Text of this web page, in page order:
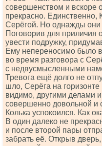
совершенством и вскоре
прекрасно. Единственно,
Серёгой. Но однажды они
Поговорив для приличия
увести подружку,
Ему непереносимо было
во время разговора с
с недвусмысленными
Тревога ещё долго не
шло, Серёга на
видимо, другими делами
совершенно довольной и
Колька успокоился. Как
В один далеко не
и после второй пары
забрать её. Открыв